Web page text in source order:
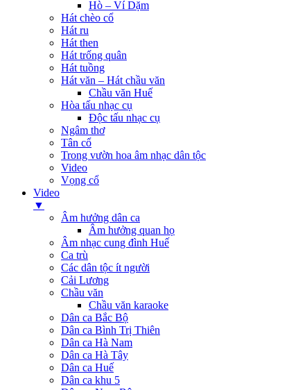
Hò – Ví Dặm
Hát chèo cổ
Hát ru
Hát then
Hát trống quân
Hát tuồng
Hát văn – Hát chầu văn
Chầu văn Huế
Hòa tấu nhạc cụ
Độc tấu nhạc cụ
Ngâm thơ
Tân cổ
Trong vườn hoa âm nhạc dân tộc
Video
Vọng cổ
Video
▼
Âm hưởng dân ca
Âm hưởng quan họ
Âm nhạc cung đình Huế
Ca trù
Các dân tộc ít người
Cải Lương
Chầu văn
Chầu văn karaoke
Dân ca Bắc Bộ
Dân ca Bình Trị Thiên
Dân ca Hà Nam
Dân ca Hà Tây
Dân ca Huế
Dân ca khu 5